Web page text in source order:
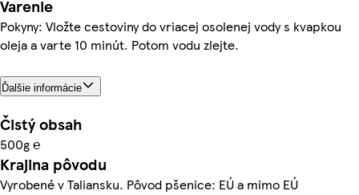
Varenie
Pokyny: Vložte cestoviny do vriacej osolenej vody s kvapkou
oleja a varte 10 minút. Potom vodu zlejte.
Ďalšie informácie
Čistý obsah
500g ℮
Krajina pôvodu
Vyrobené v Taliansku. Pôvod pšenice: EÚ a mimo EÚ